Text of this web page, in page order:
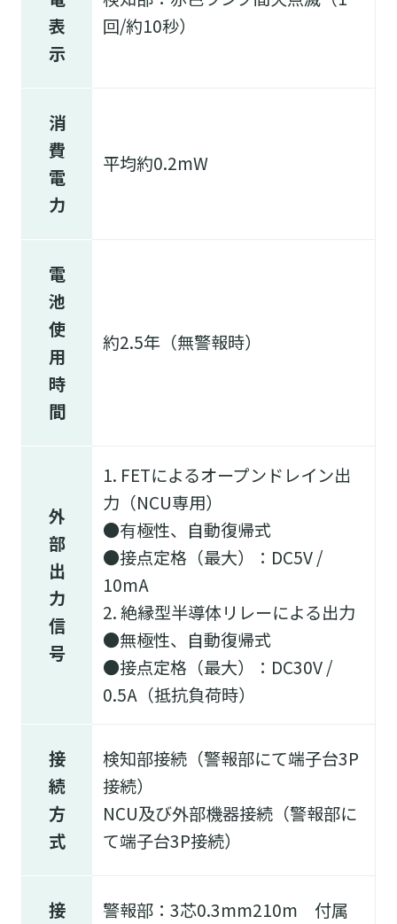
表
示
回/約10秒）
消
費
電
力
平均約0.2mW
電
池
使
用
時
間
約2.5年（無警報時）
外
部
出
力
信
号
1. FETによるオープンドレイン出
力（NCU専用）
●有極性、自動復帰式
●接点定格（最大）：DC5V /
10mA
2. 絶縁型半導体リレーによる出力
●無極性、自動復帰式
●接点定格（最大）：DC30V /
0.5A（抵抗負荷時）
接
続
方
式
検知部接続（警報部にて端子台3P
接続）
NCU及び外部機器接続（警報部に
て端子台3P接続）
接
警報部：3芯0.3mm210m 付属